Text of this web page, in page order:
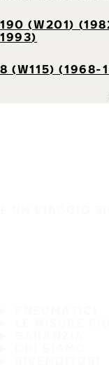
190 (W201)
1993)
8 (W115) (1968-